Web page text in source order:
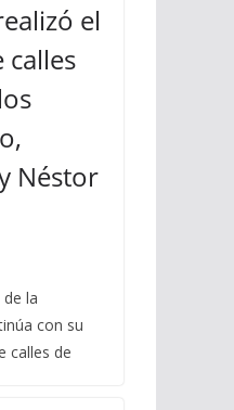
el
Néstor
la
con su
calles de